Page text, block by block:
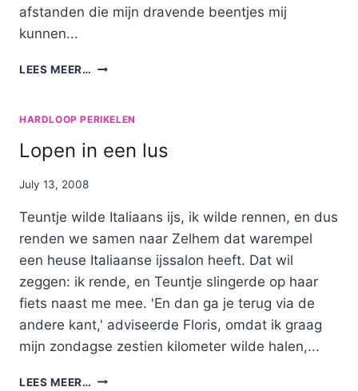
afstanden die mijn dravende beentjes mij
kunnen...
LEES MEER… VAN
SCHOORL
HARDLOOP PERIKELEN
Lopen in een lus
By
July 13, 2008
Teuntje wilde Italiaans ijs, ik wilde rennen, en dus
renden we samen naar Zelhem dat warempel
een heuse Italiaanse ijssalon heeft. Dat wil
zeggen: ik rende, en Teuntje slingerde op haar
fiets naast me mee. 'En dan ga je terug via de
andere kant,' adviseerde Floris, omdat ik graag
mijn zondagse zestien kilometer wilde halen,...
LEES MEER… LOPEN